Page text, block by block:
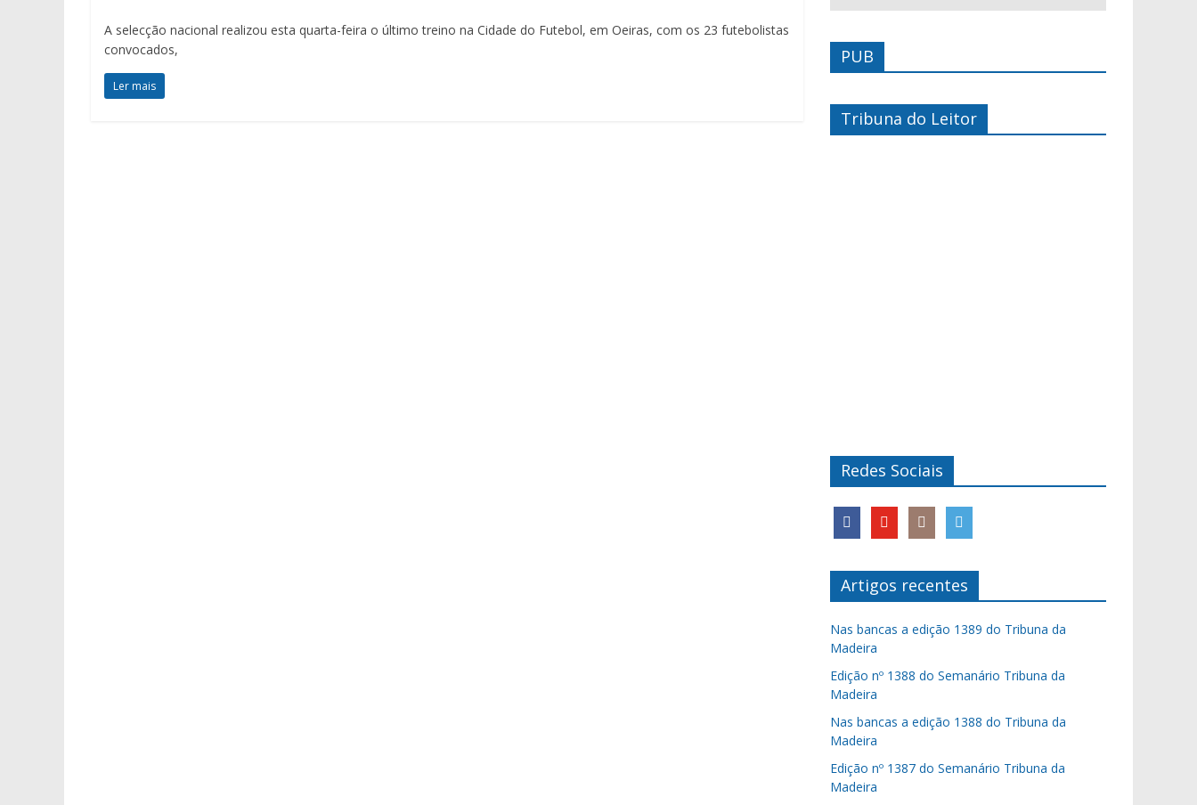
A selecção nacional realizou esta quarta-feira o último treino na Cidade do Futebol, em Oeiras, com os 23 futebolistas
convocados,
Ler mais
PUB
Tribuna do Leitor
Redes Sociais
Artigos recentes
Nas bancas a edição 1389 do Tribuna da
Madeira
Edição nº 1388 do Semanário Tribuna da
Madeira
Nas bancas a edição 1388 do Tribuna da
Madeira
Edição nº 1387 do Semanário Tribuna da
Madeira